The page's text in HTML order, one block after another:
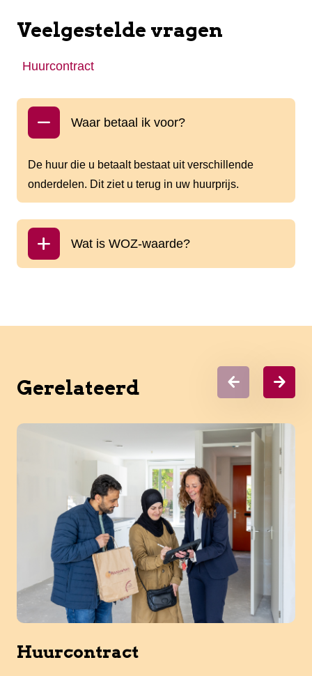
Veelgestelde vragen
Huurcontract
Waar betaal ik voor?
De huur die u betaalt bestaat uit verschillende
onderdelen. Dit ziet u terug in uw huurprijs.
Wat is WOZ-waarde?
Gerelateerd
Huurcontract